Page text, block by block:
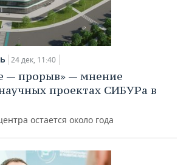
24 дек, 11:40
— прорыв» — мнение
проектах СИБУРа в
остается около года